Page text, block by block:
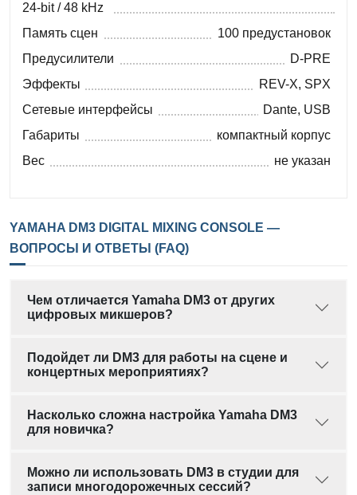
24-bit / 48 kHz
Память сцен
100 предустановок
Предусилители
D-PRE
Эффекты
REV-X, SPX
Сетевые интерфейсы
Dante, USB
Габариты
компактный корпус
Вес
не указан
YAMAHA DM3 DIGITAL MIXING CONSOLE —
ВОПРОСЫ И ОТВЕТЫ (FAQ)
Чем отличается Yamaha DM3 от других
цифровых микшеров?
Подойдет ли DM3 для работы на сцене и
концертных мероприятиях?
Насколько сложна настройка Yamaha DM3
для новичка?
Можно ли использовать DM3 в студии для
записи многодорожечных сессий?